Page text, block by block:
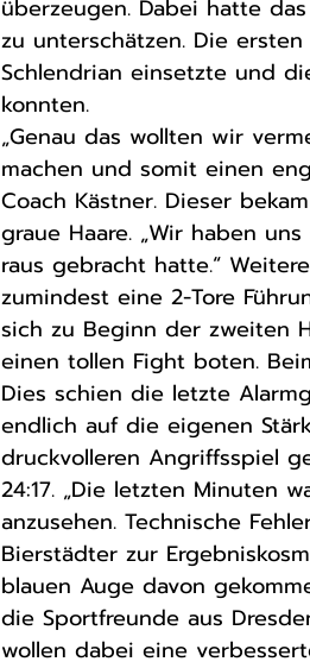
überzeugen. Dabei hatte
zu unterschätzen. Die
Schlendrian einsetzte und
konnten.
„Genau das wollten wir
machen und somit einen
Coach Kästner. Dieser
graue Haare. „Wir haben
raus gebracht hatte.“
zumindest eine 2-Tore
sich zu Beginn der zweiten
einen tollen Fight boten.
Dies schien die letzte
endlich auf die eigenen
druckvolleren Angriffsspiel
24:17. „Die letzten Minuten
anzusehen. Technische
Bierstädter zur
blauen Auge davon
die Sportfreunde aus
wollen dabei eine